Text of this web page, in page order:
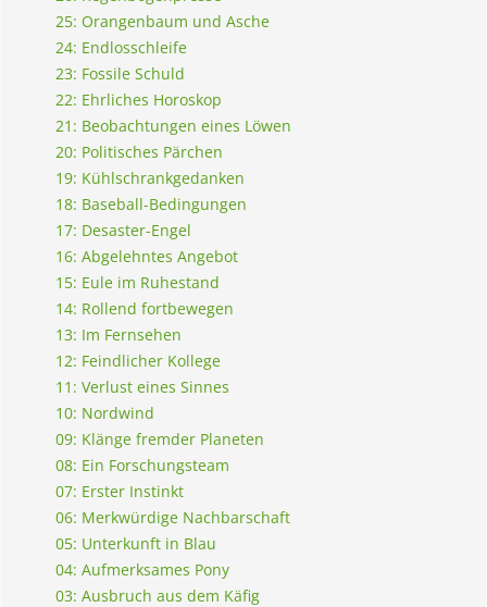
25: Orangenbaum und Asche
24: Endlosschleife
23: Fossile Schuld
22: Ehrliches Horoskop
21: Beobachtungen eines Löwen
20: Politisches Pärchen
19: Kühlschrankgedanken
18: Baseball-Bedingungen
17: Desaster-Engel
16: Abgelehntes Angebot
15: Eule im Ruhestand
14: Rollend fortbewegen
13: Im Fernsehen
12: Feindlicher Kollege
11: Verlust eines Sinnes
10: Nordwind
09: Klänge fremder Planeten
08: Ein Forschungsteam
07: Erster Instinkt
06: Merkwürdige Nachbarschaft
05: Unterkunft in Blau
04: Aufmerksames Pony
03: Ausbruch aus dem Käfig